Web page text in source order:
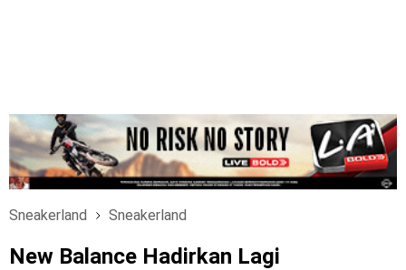
Sneakerland Sneakerland
New Balance Hadirkan Lagi